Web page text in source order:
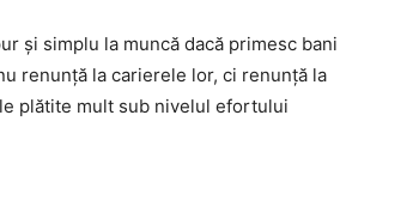
și simplu la muncă dacă primesc bani
renunță la carierele lor, ci renunță la
plătite mult sub nivelul efortului